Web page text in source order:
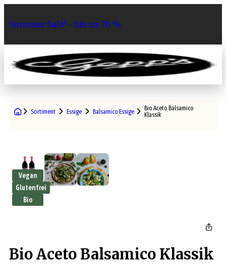
Summer Sale¹– bis zu 70 %
0
Sortiment Essige Balsamico Essige
Bio Aceto Balsamico
Klassik
Vegan
Glutenfrei
Bio
Bio Aceto Balsamico Klassik